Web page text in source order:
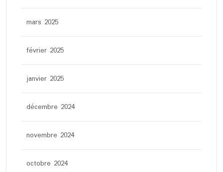
mars 2025
février 2025
janvier 2025
décembre 2024
novembre 2024
octobre 2024